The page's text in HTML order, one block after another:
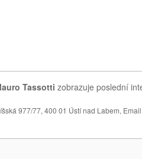
Tassotti zobrazuje poslední
977/77, 400 01 Ústí nad Labem,